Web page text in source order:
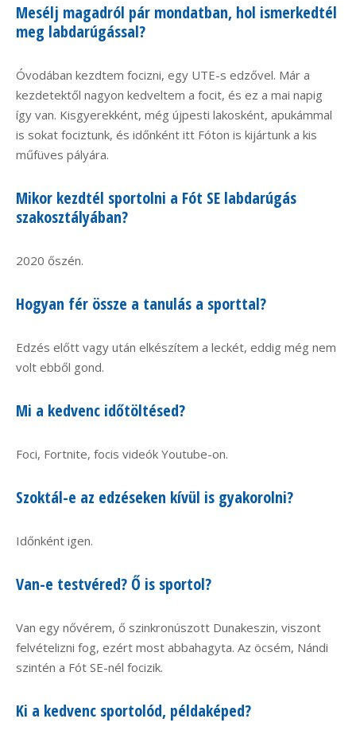
Mesélj magadról pár mondatban, hol ismerkedtél
meg labdarúgással?
Óvodában kezdtem focizni, egy UTE-s edzővel. Már a
kezdetektől nagyon kedveltem a focit, és ez a mai napig
így van. Kisgyerekként, még újpesti lakosként, apukámmal
is sokat fociztunk, és időnként itt Fóton is kijártunk a kis
műfüves pályára.
Mikor kezdtél sportolni a Fót SE labdarúgás
szakosztályában?
2020 őszén.
Hogyan fér össze a tanulás a sporttal?
Edzés előtt vagy után elkészítem a leckét, eddig még nem
volt ebből gond.
Mi a kedvenc időtöltésed?
Foci, Fortnite, focis videók Youtube-on.
Szoktál-e az edzéseken kívül is gyakorolni?
Időnként igen.
Van-e testvéred? Ő is sportol?
Van egy nővérem, ő szinkronúszott Dunakeszin, viszont
felvételizni fog, ezért most abbahagyta. Az öcsém, Nándi
szintén a Fót SE-nél focizik.
Ki a kedvenc sportolód, példaképed?